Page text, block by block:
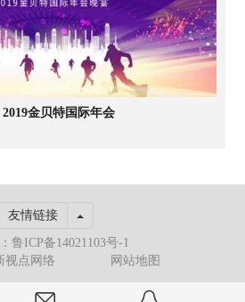
金贝特国际年会
友情链接 Toggle Dropdown
鲁ICP备14021103号-1
视点网络
网站地图